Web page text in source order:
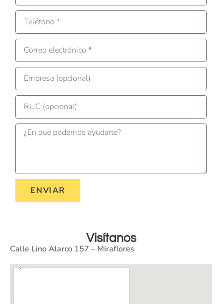
ENVIAR
Visítanos
Calle Lino Alarco 157 – Miraflores